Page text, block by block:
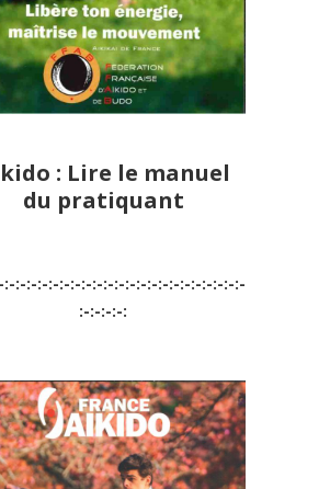
: Lire le manuel
du pratiquant
:-:-:-:-:-:-:-:-:-:-:-:-:-:-:-:-:-:-:-:-:-:-
:-:-:-:-: